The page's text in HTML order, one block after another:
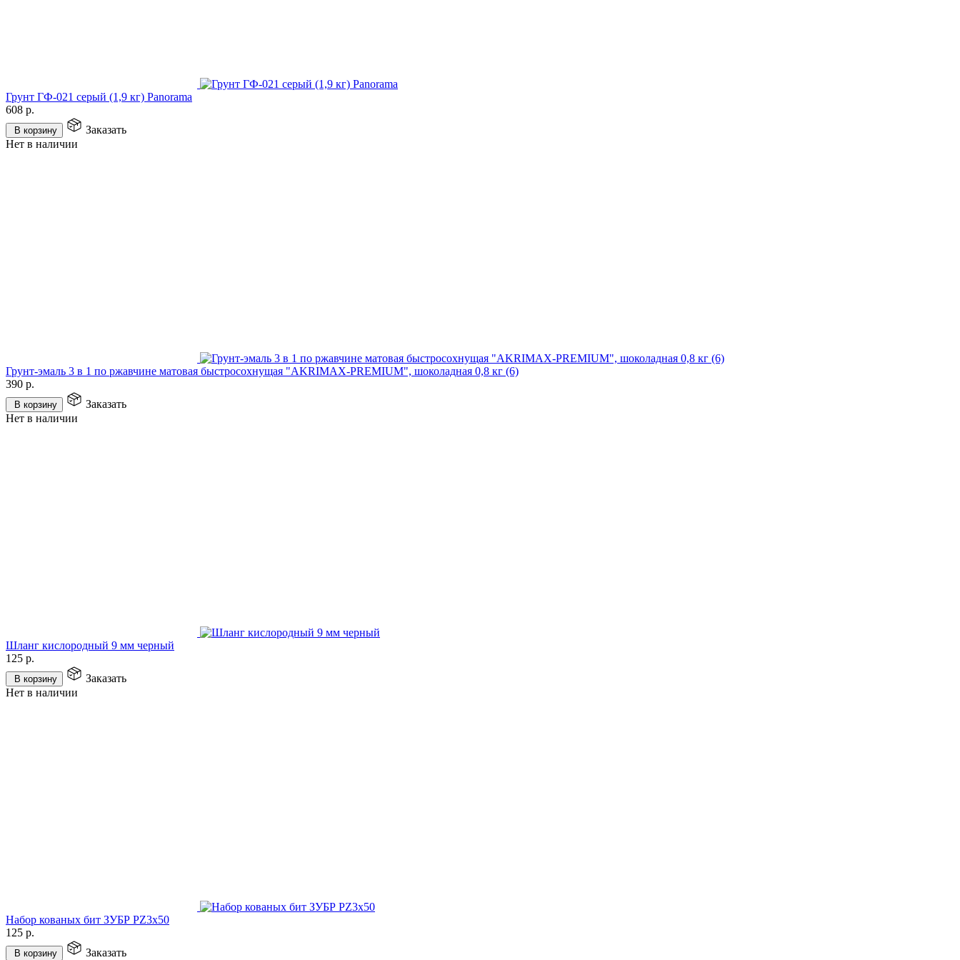
Грунт ГФ-021 серый (1,9 кг) Panorama
608 р.
В корзину
Заказать
Нет в наличии
Грунт-эмаль 3 в 1 по ржавчине матовая быстросохнущая "AKRIMAX-PREMIUM", шоколадная 0,8 кг (6)
390 р.
В корзину
Заказать
Нет в наличии
Шланг кислородный 9 мм черный
125 р.
В корзину
Заказать
Нет в наличии
Набор кованых бит ЗУБР PZ3х50
125 р.
В корзину Заказать